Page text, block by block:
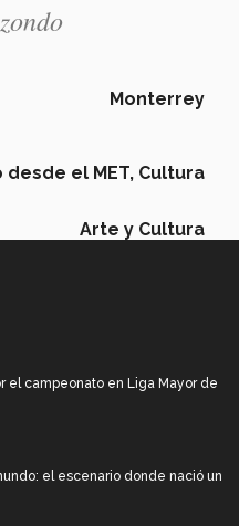
Monterrey
desde el MET, Cultura
Arte y Cultura
el campeonato en Liga Mayor de
el escenario donde nació un